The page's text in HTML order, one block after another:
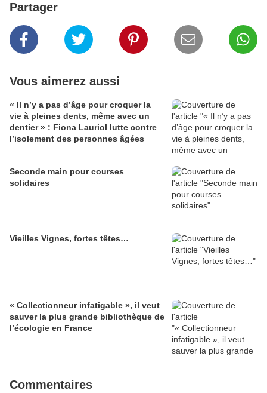
Partager
Vous aimerez aussi
« Il n’y a pas d’âge pour croquer la
vie à pleines dents, même avec un
dentier » : Fiona Lauriol lutte contre
l’isolement des personnes âgées
Seconde main pour courses
solidaires
Vieilles Vignes, fortes têtes…
« Collectionneur infatigable », il veut
sauver la plus grande bibliothèque de
l’écologie en France
Commentaires